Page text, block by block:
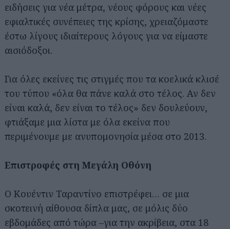
ειδήσεις για νέα μέτρα, νέους φόρους και νέες
εφιαλτικές συνέπειες της κρίσης, χρειαζόμαστε
έστω λίγους ιδιαίτερους λόγους για να είμαστε
αισιόδοξοι.
Για όλες εκείνες τις στιγμές που τα κοελικά κλισέ
του τύπου «όλα θα πάνε καλά στο τέλος. Αν δεν
είναι καλά, δεν είναι το τέλος» δεν δουλεύουν,
φτιάξαμε μια λίστα με όλα εκείνα που
περιμένουμε με ανυπομονησία μέσα στο 2013.
Επιστροφές στη Μεγάλη Οθόνη
Ο Κουέντιν Ταραντίνο επιστρέφει… σε μια
σκοτεινή αίθουσα δίπλα μας, σε μόλις δύο
εβδομάδες από τώρα –για την ακρίβεια, στα 18